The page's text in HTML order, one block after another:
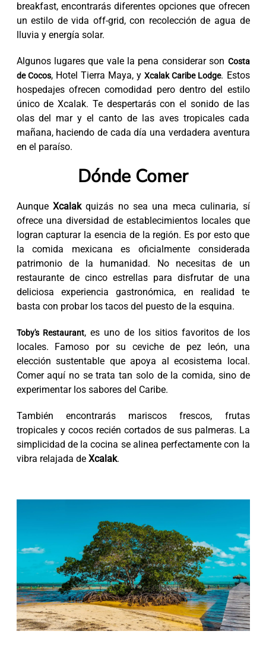
breakfast, encontrarás diferentes opciones que ofrecen
un estilo de vida off-grid, con recolección de agua de
lluvia y energía solar.
Algunos lugares que vale la pena considerar son Costa
de Cocos, Hotel Tierra Maya, yXcalak Caribe Lodge. Estos
hospedajes ofrecen comodidad pero dentro del estilo
único de Xcalak. Te despertarás con el sonido de las
olas del mar y el canto de las aves tropicales cada
mañana, haciendo de cada día una verdadera aventura
en el paraíso.
Dónde Comer
Aunque Xcalakquizás no sea una meca culinaria, sí
ofrece una diversidad de establecimientos locales que
logran capturar la esencia de la región. Es por esto que
la comida mexicana es oficialmente considerada
patrimonio de la humanidad. No necesitas de un
restaurante de cinco estrellas para disfrutar de una
deliciosa experiencia gastronómica, en realidad te
basta con probar los tacos del puesto de la esquina.
Toby's Restaurant, es uno de los sitios favoritos de los
locales. Famoso por su ceviche de pez león, una
elección sustentable que apoya al ecosistema local.
Comer aquí no se trata tan solo de la comida, sino de
experimentar los sabores del Caribe.
También encontrarás mariscos frescos, frutas
tropicales y cocos recién cortados de sus palmeras. La
simplicidad de la cocina se alinea perfectamente con la
vibra relajada de Xcalak.